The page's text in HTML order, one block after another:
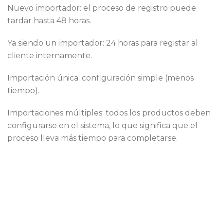
Nuevo importador: el proceso de registro puede
tardar hasta 48 horas.
Ya siendo un importador: 24 horas para registar al
cliente internamente.
Importación única: configuración simple (menos
tiempo).
Importaciones múltiples: todos los productos deben
configurarse en el sistema, lo que significa que el
proceso lleva más tiempo para completarse.